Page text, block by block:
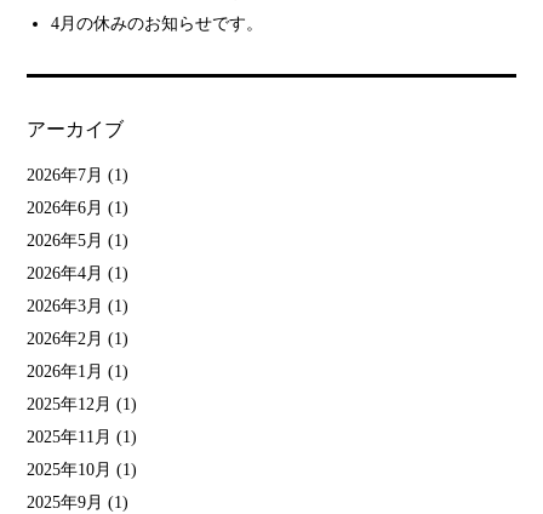
4月の休みのお知らせです。
アーカイブ
2026年7月 (1)
2026年6月 (1)
2026年5月 (1)
2026年4月 (1)
2026年3月 (1)
2026年2月 (1)
2026年1月 (1)
2025年12月 (1)
2025年11月 (1)
2025年10月 (1)
2025年9月 (1)